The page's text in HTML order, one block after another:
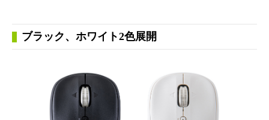
ブラック、ホワイト2色展開